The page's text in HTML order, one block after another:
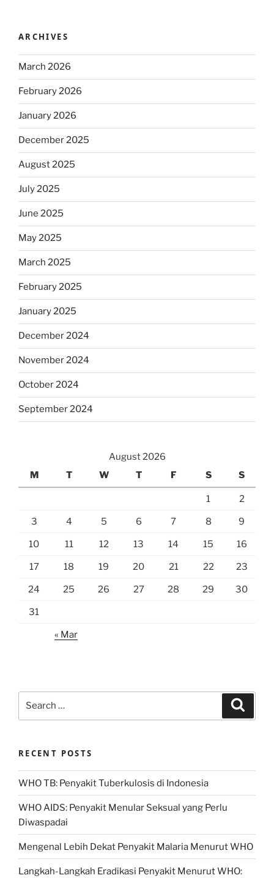
ARCHIVES
March 2026
February 2026
January 2026
December 2025
August 2025
July 2025
June 2025
May 2025
March 2025
February 2025
January 2025
December 2024
November 2024
October 2024
September 2024
August 2026
M
T W T F S S
1 2
3 4 5 6 7 8 9
10 11 12 13 14 15 16
17 18 19 20 21 22 23
24 25 26 27 28 29 30
31
« Mar
RECENT POSTS
WHO TB: Penyakit Tuberkulosis di Indonesia
WHO AIDS: Penyakit Menular Seksual yang Perlu
Diwaspadai
Mengenal Lebih Dekat Penyakit Malaria Menurut WHO
Langkah-Langkah Eradikasi Penyakit Menurut WHO: